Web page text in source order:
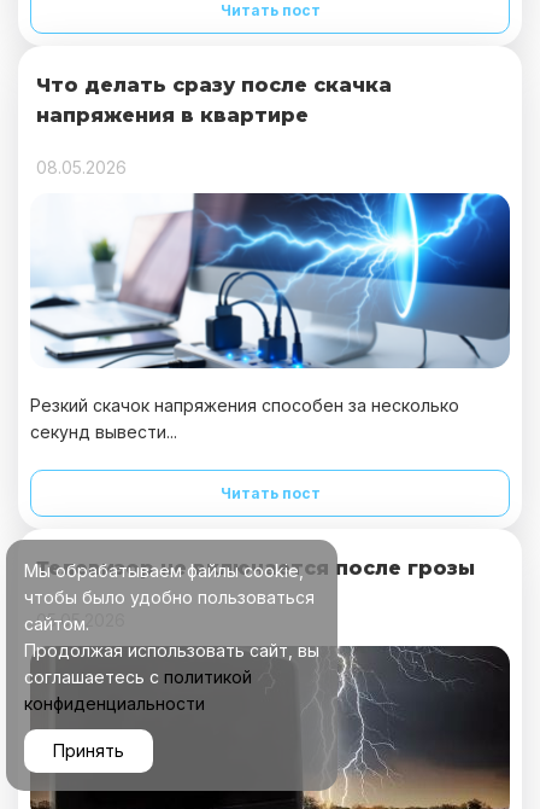
Читать пост
Что делать сразу после скачка
напряжения в квартире
08.05.2026
Резкий скачок напряжения способен за несколько
секунд вывести...
Читать пост
Телевизор не включается после грозы
05.05.2026
Мы обрабатываем файлы cookie,
чтобы было удобно пользоваться
сайтом.
Продолжая использовать сайт, вы
соглашаетесь с политикой
конфиденциальности
Принять